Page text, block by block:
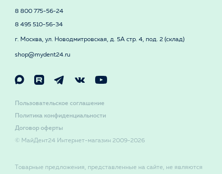
8 800 775-56-24
8 495 510-56-34
г. Москва, ул. Новодмитровская, д. 5А стр. 4, под. 2 (склад)
shop@mydent24.ru
© МайДент24 Интернет-магазин 2009-2026
Договор оферты
Политика конфиденциальности
Пользовательское соглашение
Товарные предложения, представленные на сайте, не являются